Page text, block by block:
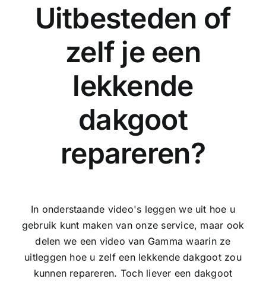
Uitbesteden of
zelf je een
lekkende
dakgoot
repareren?
In onderstaande video's leggen we uit hoe u
gebruik kunt maken van onze service, maar ook
delen we een video van Gamma waarin ze
uitleggen hoe u zelf een lekkende dakgoot zou
kunnen repareren. Toch liever een dakgoot